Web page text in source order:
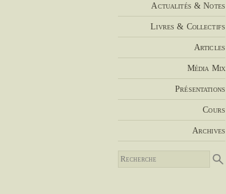
Actualités & Notes
Livres & Collectifs
Articles
Média Mix
Présentations
Cours
Archives